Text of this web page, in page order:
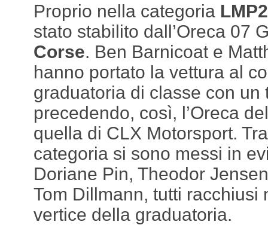
Proprio nella categoria LMP2
stato stabilito dall’Oreca 07
Corse. Ben Barnicoat e
hanno portato la vettura al
graduatoria di classe con un
precedendo, così, l’Oreca
quella di CLX Motorsport.
categoria si sono messi in
Doriane Pin, Theodor
Tom Dillmann, tutti racchiusi
vertice della graduatoria.